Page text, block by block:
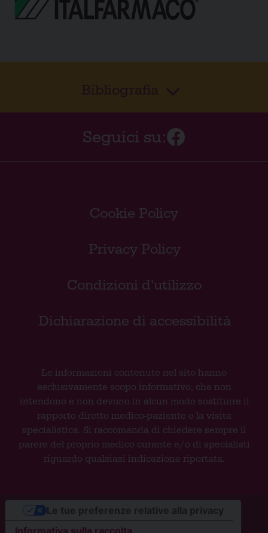
Seguici su:
Cookie Policy
Privacy Policy
Condizioni d'utilizzo
Dichiarazione di accessibilità
Le informazioni contenute nel sito hanno
esclusivamente scopo informativo, che non
intendono e non devono in alcun modo sostituire il
rapporto diretto medico-paziente o la visita
specialistica. Si raccomanda di chiedere sempre il
parere del proprio medico curante e/o di specialisti
riguardo qualsiasi indicazione riportata.
Informativa sulla raccolta
Le tue preferenze relative alla privacy